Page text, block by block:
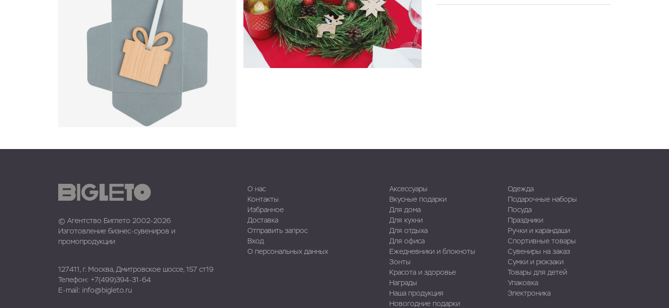
© Агентство Биглето 2002-2026
Изготовление бизнес-сувениров и
промопродукции
127411, г. Москва, Дмитровское шоссе, 157 ст19
Телефон: +7(499)394-31-64
E-mail: info@bigleto.ru
О нас
Контакты
Избранное
Доставка
Отправить запрос
Вход
О персональных данных
Аксессуары
Вкусные подарки
Для дома
Для кухни
Для отдыха
Для офиса
Ежедневники и блокноты
Зонты
Красота и здоровье
Награды
Наша продукция
Новогодние подарки
Одежда
Подарочные наборы
Посуда
Праздники
Ручки и карандаши
Спортивные товары
Сувениры на заказ
Сумки и рюкзаки
Товары для детей
Упаковка
Электроника